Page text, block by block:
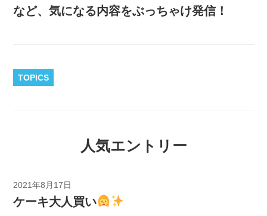
など、気になる内容をぶっちゃけ発信！
TOPICS
人気エントリー
2021年8月17日
ケーキ大人買い